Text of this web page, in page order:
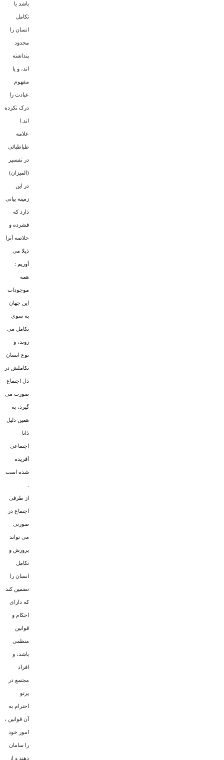
باشد یا
تکامل
انسان را
محدود
پنداشته
اند، و یا
مفهوم
عبادت را
درک نکرده
اند.ا
علامه
طباطبائى
در تفسیر
(المیزان)
در این
زمینه بیانى
دارد که
فشرده و
خلاصه آنرا
ذیلا مى
آوریم :
همه
موجودات
این جهان
به سوى
تکامل مى
روند، و
نوع انسان
تکاملش در
دل اجتماع
صورت مى
گیرد، به
همین دلیل
ذاتا
اجتماعى
آفریده
شده است
از طرفى
اجتماع در
صورتى
مى تواند
پرورش و
تکامل
انسان را
تضمین کند
که داراى
احکام و
قوانین
منظمى
باشد، و
افراد
مجتمع در
پرتو
احترام به
آن قوانین ،
امور خود
را سامان
دهند و از